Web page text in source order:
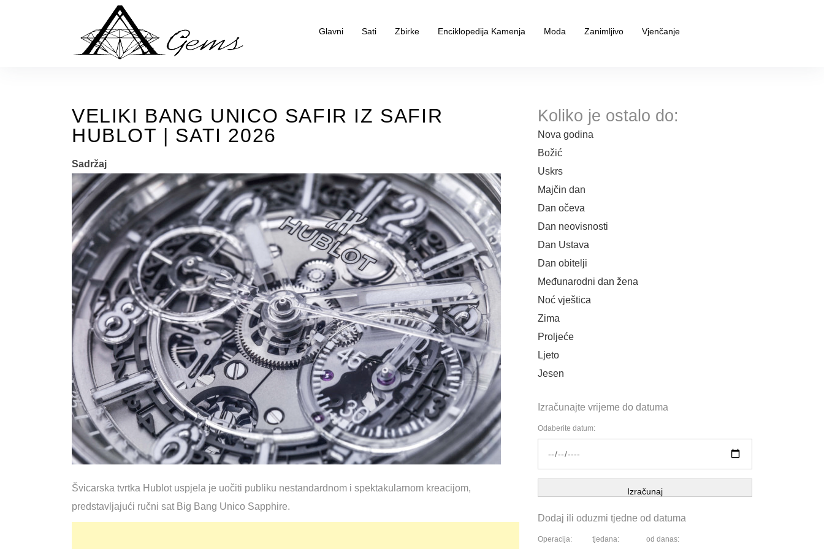
Glavni Sati Zbirke Enciklopedija Kamenja Moda Zanimljivo Vjenčanje
VELIKI BANG UNICO SAFIR IZ SAFIR
HUBLOT | SATI 2026
Sadržaj
Švicarska tvrtka Hublot uspjela je uočiti publiku nestandardnom i spektakularnom kreacijom,
predstavljajući ručni sat Big Bang Unico Sapphire.
Koliko je ostalo do:
Nova godina
Božić
Uskrs
Majčin dan
Dan očeva
Dan neovisnosti
Dan Ustava
Dan obitelji
Međunarodni dan žena
Noć vještica
Zima
Proljeće
Ljeto
Jesen
Izračunajte vrijeme do datuma
Odaberite datum:
Izračunaj
Dodaj ili oduzmi tjedne od datuma
Operacija: tjedana: od danas: